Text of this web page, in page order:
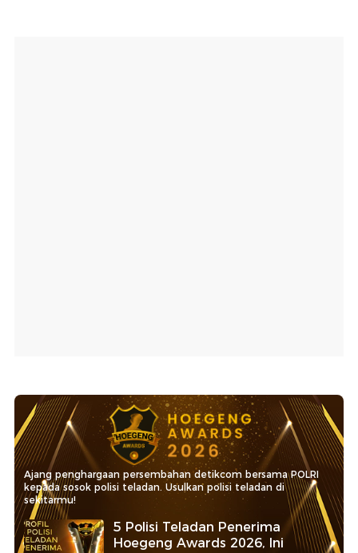
Ajang penghargaan persembahan detikcom bersama POLRI
kepada sosok polisi teladan. Usulkan polisi teladan di
sekitarmu!
5 Polisi Teladan Penerima
Hoegeng Awards 2026, Ini